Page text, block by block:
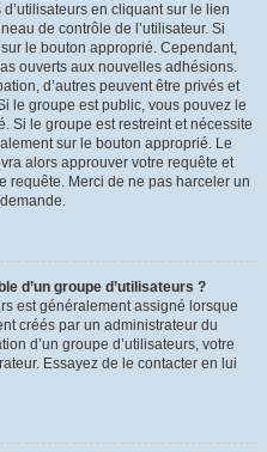
en cliquant sur le lien
de contrôle de l’utilisateur. Si
le bouton approprié. Cependant,
ouverts aux nouvelles adhésions.
d’autres peuvent être privés et
le groupe est public, vous pouvez le
Si le groupe est restreint et nécessite
sur le bouton approprié. Le
alors approuver votre requête et
requête. Merci de ne pas harceler un
d’un groupe d’utilisateurs ?
est généralement assigné lorsque
créés par un administrateur du
d’un groupe d’utilisateurs, votre
Essayez de le contacter en lui